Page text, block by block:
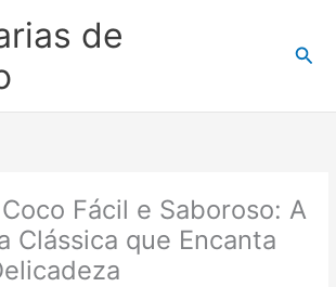
de
Fácil e Saboroso: A
Clássica que Encanta